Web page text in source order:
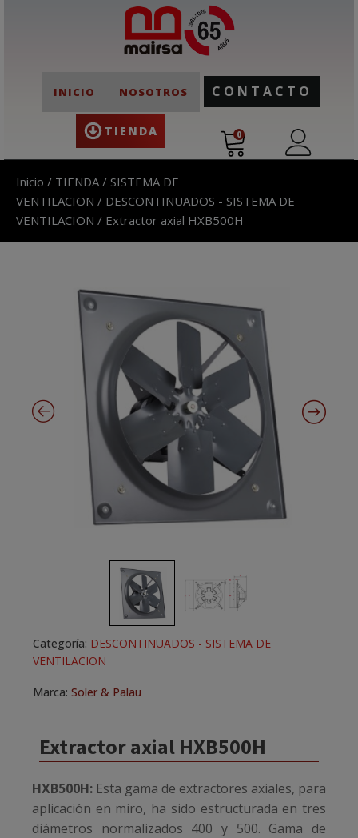
INICIO NOSOTROS
TIENDA
CONTACTO
0
Inicio / TIENDA / SISTEMA DE
VENTILACION / DESCONTINUADOS - SISTEMA DE
VENTILACION / Extractor axial HXB500H
Extractor axial HXB500H
HXB500H: Esta gama de extractores axiales, para
aplicación en miro, ha sido estructurada en tres
diámetros normalizados 400 y 500. Gama de
Categoría: DESCONTINUADOS - SISTEMA DE
VENTILACION
Marca: Soler & Palau